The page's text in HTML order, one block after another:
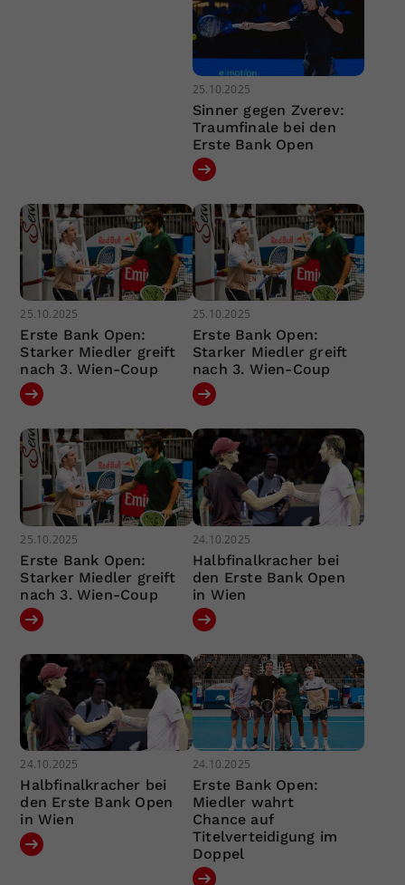
25.10.2025
Sinner gegen Zverev:
Traumfinale bei den
Erste Bank Open
25.10.2025
Erste Bank Open:
Starker Miedler greift
nach 3. Wien-Coup
25.10.2025
Erste Bank Open:
Starker Miedler greift
nach 3. Wien-Coup
25.10.2025
Erste Bank Open:
Starker Miedler greift
nach 3. Wien-Coup
24.10.2025
Halbfinalkracher bei
den Erste Bank Open
in Wien
24.10.2025
Halbfinalkracher bei
den Erste Bank Open
in Wien
24.10.2025
Erste Bank Open:
Miedler wahrt
Chance auf
Titelverteidigung im
Doppel